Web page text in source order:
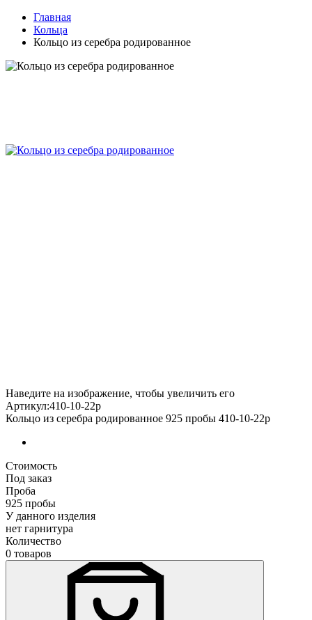
Главная
Кольца
Кольцо из серебра родированное
Наведите на изображение, чтобы увеличить его
Артикул:410-10-22р
Кольцо из серебра родированное 925 пробы 410-10-22р
Стоимость
Под заказ
Проба
925 пробы
У данного изделия
нет гарнитура
Количество
0 товаров